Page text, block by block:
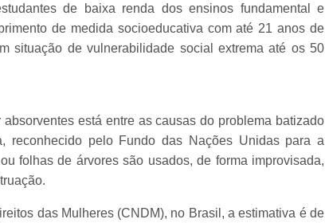
de baixa renda dos ensinos fundamental e
de medida socioeducativa com até 21 anos de
situação de vulnerabilidade social extrema até os 50
está entre as causas do problema batizado
reconhecido pelo Fundo das Nações Unidas para a
folhas de árvores são usados, de forma improvisada,
das Mulheres (CNDM), no Brasil, a estimativa é de